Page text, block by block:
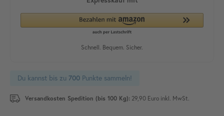
Du kannst bis zu 700 Punkte sammeln!
Versandkosten Spedition (bis 100 Kg): 29,90 Euro inkl. MwSt.